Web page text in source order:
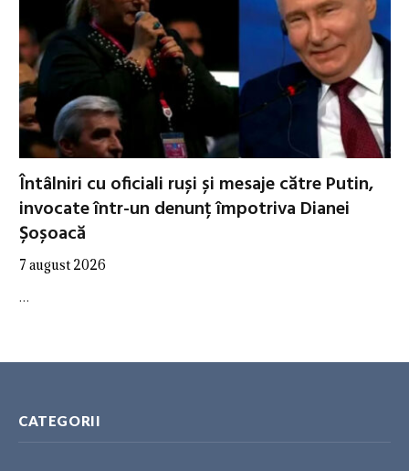
Întâlniri cu oficiali ruși și mesaje către Putin,
invocate într-un denunț împotriva Dianei
Șoșoacă
7 august 2026
…
CATEGORII